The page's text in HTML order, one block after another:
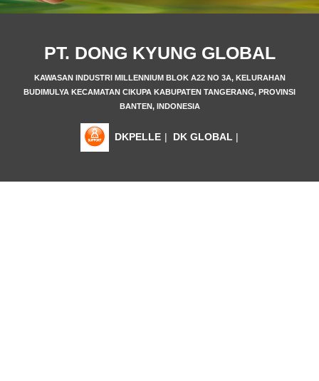
PT. DONG KYUNG GLOBAL
KAWASAN INDUSTRI MILLENNIUM BLOK A22 NO 3A, KELURAHAN
BUDIMULYA KECAMATAN CIKUPA KABUPATEN TANGERANG, PROVINSI
BANTEN, INDONESIA
DKPELLE | DK GLOBAL |